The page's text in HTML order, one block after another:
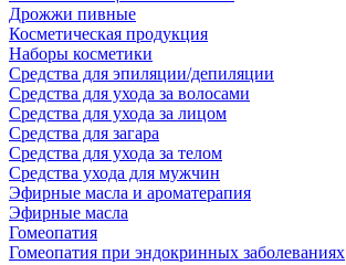
Дрожжи пивные
Косметическая продукция
Наборы косметики
Средства для эпиляции/депиляции
Средства для ухода за волосами
Средства для ухода за лицом
Средства для загара
Средства для ухода за телом
Средства ухода для мужчин
Эфирные масла и ароматерапия
Эфирные масла
Гомеопатия
Гомеопатия при эндокринных заболеваниях